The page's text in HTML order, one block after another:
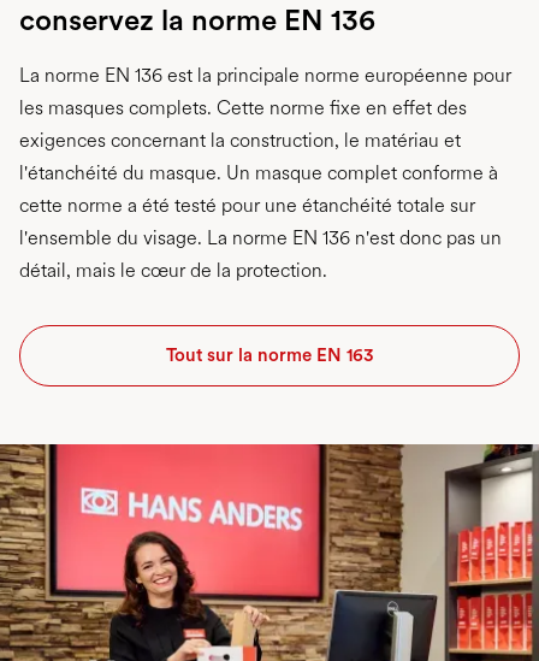
conservez la norme EN 136
La norme EN 136 est la principale norme européenne pour
les masques complets. Cette norme fixe en effet des
exigences concernant la construction, le matériau et
l'étanchéité du masque. Un masque complet conforme à
cette norme a été testé pour une étanchéité totale sur
l'ensemble du visage. La norme EN 136 n'est donc pas un
détail, mais le cœur de la protection.
Tout sur la norme EN 163